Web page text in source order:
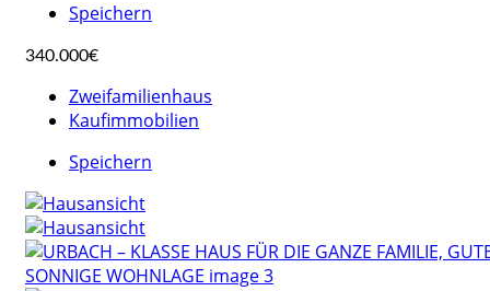
Speichern
340.000€
Zweifamilienhaus
Kaufimmobilien
Speichern